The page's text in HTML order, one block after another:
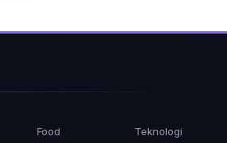
Food Teknologi